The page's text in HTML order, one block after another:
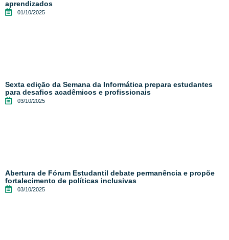
aprendizados
01/10/2025
Sexta edição da Semana da Informática prepara estudantes
para desafios acadêmicos e profissionais
03/10/2025
Abertura de Fórum Estudantil debate permanência e propõe
fortalecimento de políticas inclusivas
03/10/2025